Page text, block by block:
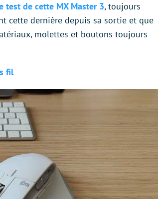
test de cette MX Master 3, toujours
cette dernière depuis sa sortie et que
molettes et boutons toujours
fil